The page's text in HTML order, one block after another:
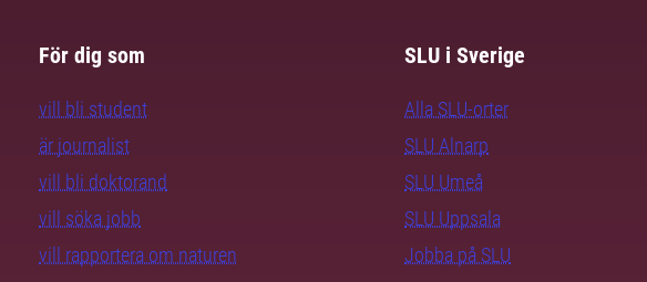
För dig som
vill bli student
är journalist
vill bli doktorand
vill söka jobb
vill rapportera om naturen
SLU i Sverige
Alla SLU-orter
SLU Alnarp
SLU Umeå
SLU Uppsala
Jobba på SLU